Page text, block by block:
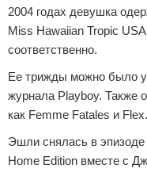
2004 годах девушка
Miss Hawaiian Tropic
соответственно.
Ее трижды можно было
журнала Playboy. Также
как Femme Fatales и Flex.
Эшли снялась в
Home Edition вместе с